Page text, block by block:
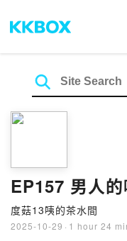
EP157 男人
度菇13咦的茶水間
2025-10-29 · 1 hour 24